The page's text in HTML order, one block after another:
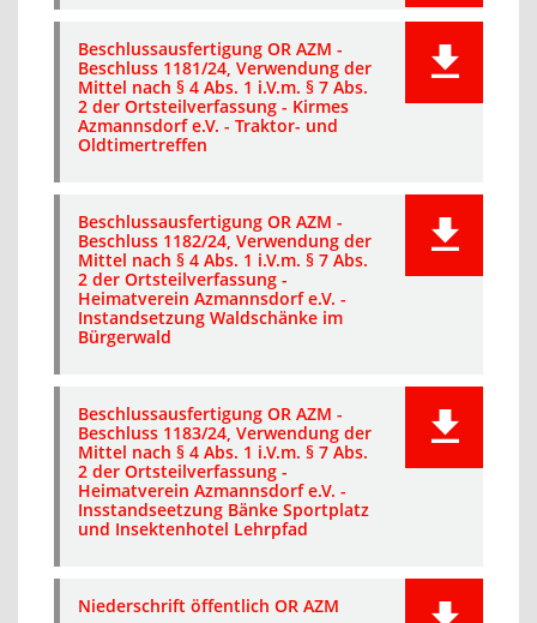
Beschlussausfertigung OR AZM -
Beschluss 1181/24, Verwendung der
Mittel nach § 4 Abs. 1 i.V.m. § 7 Abs.
2 der Ortsteilverfassung - Kirmes
Azmannsdorf e.V. - Traktor- und
Oldtimertreffen
Beschlussausfertigung OR AZM -
Beschluss 1182/24, Verwendung der
Mittel nach § 4 Abs. 1 i.V.m. § 7 Abs.
2 der Ortsteilverfassung -
Heimatverein Azmannsdorf e.V. -
Instandsetzung Waldschänke im
Bürgerwald
Beschlussausfertigung OR AZM -
Beschluss 1183/24, Verwendung der
Mittel nach § 4 Abs. 1 i.V.m. § 7 Abs.
2 der Ortsteilverfassung -
Heimatverein Azmannsdorf e.V. -
Insstandseetzung Bänke Sportplatz
und Insektenhotel Lehrpfad
Niederschrift öffentlich OR AZM